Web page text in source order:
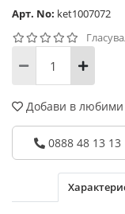
Арт. No: ket1007072
Добави в любими
0888 48 13 13